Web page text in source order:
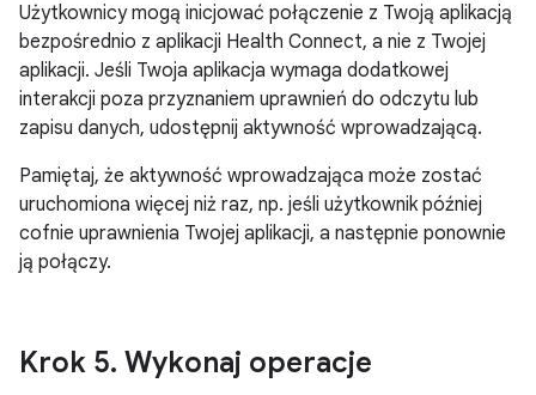
Użytkownicy mogą inicjować połączenie z Twoją aplikacją
bezpośrednio z aplikacji Health Connect, a nie z Twojej
aplikacji. Jeśli Twoja aplikacja wymaga dodatkowej
interakcji poza przyznaniem uprawnień do odczytu lub
zapisu danych, udostępnij aktywność wprowadzającą.
Pamiętaj, że aktywność wprowadzająca może zostać
uruchomiona więcej niż raz, np. jeśli użytkownik później
cofnie uprawnienia Twojej aplikacji, a następnie ponownie
ją połączy.
Krok 5. Wykonaj operacje